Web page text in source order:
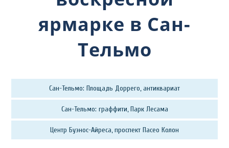
ярмарке в Сан-
Тельмо
Сан-Тельмо: Площадь Доррего, антиквариат
Сан-Тельмо: граффити, Парк Лесама
Центр Буэнос-Айреса, проспект Пасео Колон